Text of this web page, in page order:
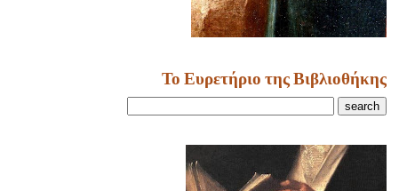
Το Ευρετήριο της Βιβλιοθήκης